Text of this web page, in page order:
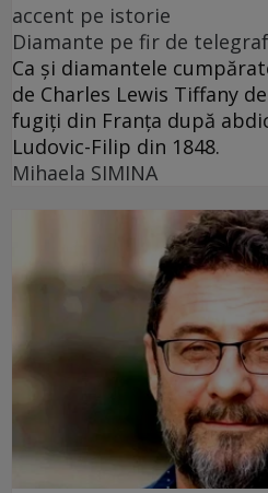
accent pe istorie
Diamante pe fir de telegraf
Ca și diamantele
de Charles Lewis Tiffany
fugiți din Franța după
Ludovic-Filip din 1848.
Mihaela SIMINA